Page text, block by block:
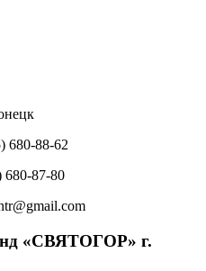
680-88-62
680-87-80
«СВЯТОГОР» г.